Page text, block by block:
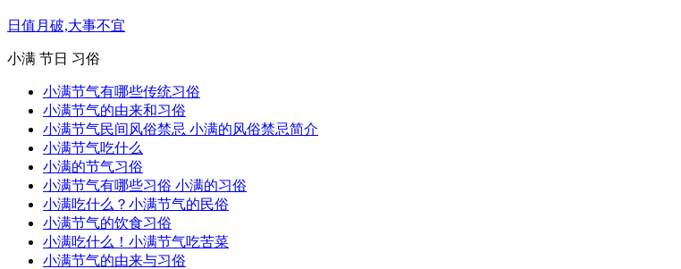
日值月破,大事不宜
小满 节日 习俗
小满节气有哪些传统习俗
小满节气的由来和习俗
小满节气民间风俗禁忌 小满的风俗禁忌简介
小满节气吃什么
小满的节气习俗
小满节气有哪些习俗 小满的习俗
小满吃什么？小满节气的民俗
小满节气的饮食习俗
小满吃什么！小满节气吃苦菜
小满节气的由来与习俗